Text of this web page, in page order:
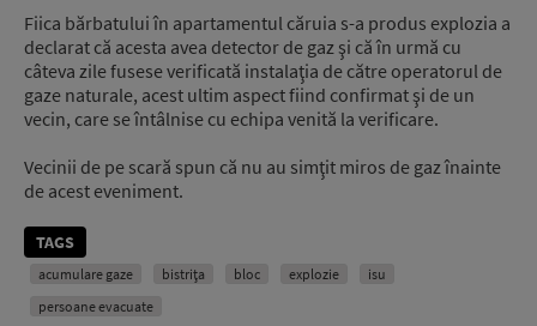
Fiica bărbatului în apartamentul căruia s-a produs explozia a
declarat că acesta avea detector de gaz şi că în urmă cu
câteva zile fusese verificată instalaţia de către operatorul de
gaze naturale, acest ultim aspect fiind confirmat şi de un
vecin, care se întâlnise cu echipa venită la verificare.
Vecinii de pe scară spun că nu au simţit miros de gaz înainte
de acest eveniment.
TAGS
acumulare gaze bistriţa bloc explozie
isu
persoane evacuate